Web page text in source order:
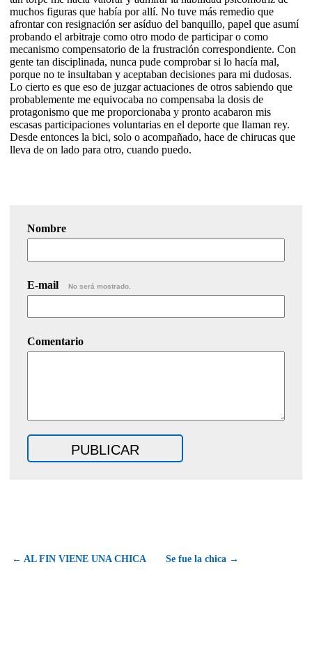
muchos figuras que había por allí. No tuve más remedio que
afrontar con resignación ser asíduo del banquillo, papel que asumí
probando el arbitraje como otro modo de participar o como
mecanismo compensatorio de la frustración correspondiente. Con
gente tan disciplinada, nunca pude comprobar si lo hacía mal,
porque no te insultaban y aceptaban decisiones para mi dudosas.
Lo cierto es que eso de juzgar actuaciones de otros sabiendo que
probablemente me equivocaba no compensaba la dosis de
protagonismo que me proporcionaba y pronto acabaron mis
escasas participaciones voluntarias en el deporte que llaman rey.
Desde entonces la bici, solo o acompañado, hace de chirucas que
lleva de on lado para otro, cuando puedo.
Nombre
E-mail No será mostrado.
Comentario
← AL FIN VIENE UNA CHICA Se fue la chica →